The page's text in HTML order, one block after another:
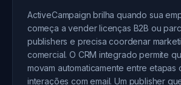
ActiveCampaign brilha quando sua
começa a vender licenças B2B ou
publishers e precisa coordenar
comercial. O CRM integrado permite
movam automaticamente entre etapas
interações com email. Um publisher